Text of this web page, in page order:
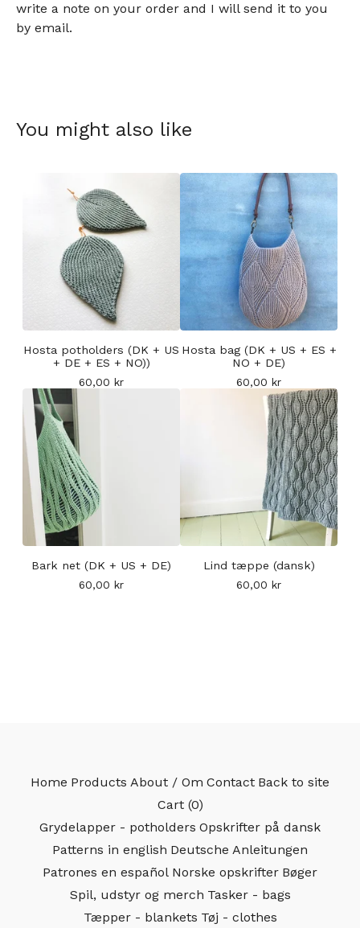
write a note on your order and I will send it to you
by email.
You might also like
Hosta potholders (DK + US
+ DE + ES + NO))
60,00 kr
Hosta bag (DK + US + ES +
NO + DE)
60,00 kr
Bark net (DK + US + DE)
60,00 kr
Lind tæppe (dansk)
60,00 kr
Home Products About / Om Contact Back to site
Cart (0)
Grydelapper - potholders Opskrifter på dansk
Patterns in english Deutsche Anleitungen
Patrones en español Norske opskrifter Bøger
Spil, udstyr og merch Tasker - bags
Tæpper - blankets Tøj - clothes